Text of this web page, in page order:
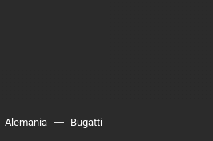
Alemania Bugatti